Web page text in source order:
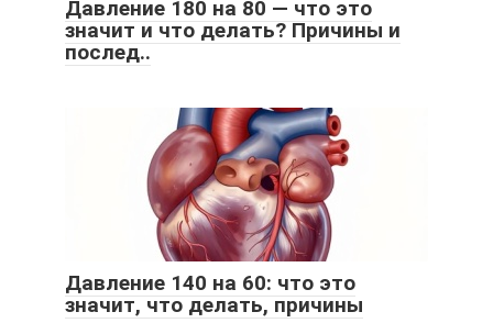
Давление 180 на 80 — что это
значит и что делать? Причины и
послед..
Давление 140 на 60: что это
значит, что делать, причины